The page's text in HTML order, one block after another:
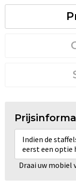
Indien de
eerst een optie
Draai uw mobiel